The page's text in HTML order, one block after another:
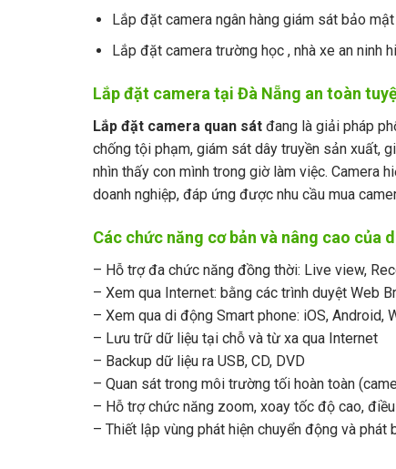
Lắp đặt camera ngân hàng giám sát bảo mật
Lắp đặt camera trường học , nhà xe an ninh
Lắp đặt camera tại Đà Nẵng an toàn
Lắp đặt camera quan sát đang là giải pháp
chống tội phạm, giám sát dây truyền sản xuất,
nhìn thấy con mình trong giờ làm việc. Camera
doanh nghiệp, đáp ứng được nhu cầu mua
Các chức năng cơ bản và nâng cao của
– Hỗ trợ đa chức năng đồng thời: Live view,
– Xem qua Internet: bằng các trình duyệt Web
– Xem qua di động Smart phone: iOS, Android,
– Lưu trữ dữ liệu tại chỗ và từ xa qua Internet
– Backup dữ liệu ra USB, CD, DVD
– Quan sát trong môi trường tối hoàn toàn
– Hỗ trợ chức năng zoom, xoay tốc độ cao,
– Thiết lập vùng phát hiện chuyển động và phát